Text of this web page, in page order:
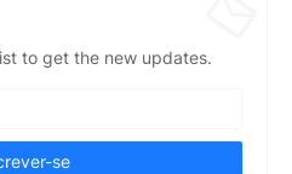
to get the new updates.